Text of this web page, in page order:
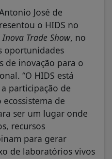
José de
o HIDS no
Inova Trade Show, no
oportunidades
de inovação para o
“O HIDS está
participação de
de
ser um lugar onde
recursos
para gerar
de laboratórios vivos